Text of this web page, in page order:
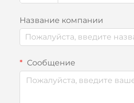
Название компании
Сообщение